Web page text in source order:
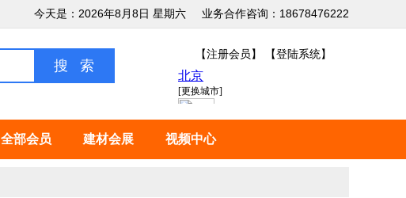
今天是：2026年8月8日 星期六 业务合作咨询：18678476222
【注册会员】 【登陆系统】
全部会员 建材会展 视频中心